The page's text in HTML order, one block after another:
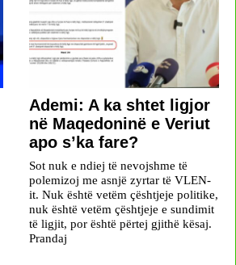
Ademi: A ka shtet ligjor
në Maqedoninë e Veriut
apo s’ka fare?
Sot nuk e ndiej të nevojshme të
polemizoj me asnjë zyrtar të VLEN-
it. Nuk është vetëm çështjeje politike,
nuk është vetëm çështjeje e sundimit
të ligjit, por është përtej gjithë kësaj.
Prandaj